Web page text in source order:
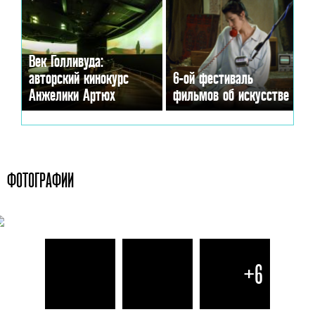
Век Голливуда:
авторский кинокурс
Анжелики Артюх
6-ой фестиваль
фильмов об искусстве
ФОТОГРАФИИ
+6